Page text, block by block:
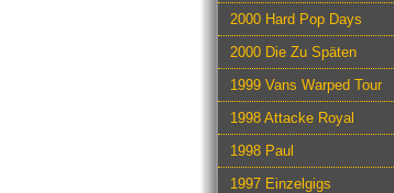
2000 Hard Pop Days
2000 Die Zu Späten
1999 Vans Warped Tour
1998 Attacke Royal
1998 Paul
1997 Einzelgigs